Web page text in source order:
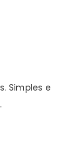
Simples e